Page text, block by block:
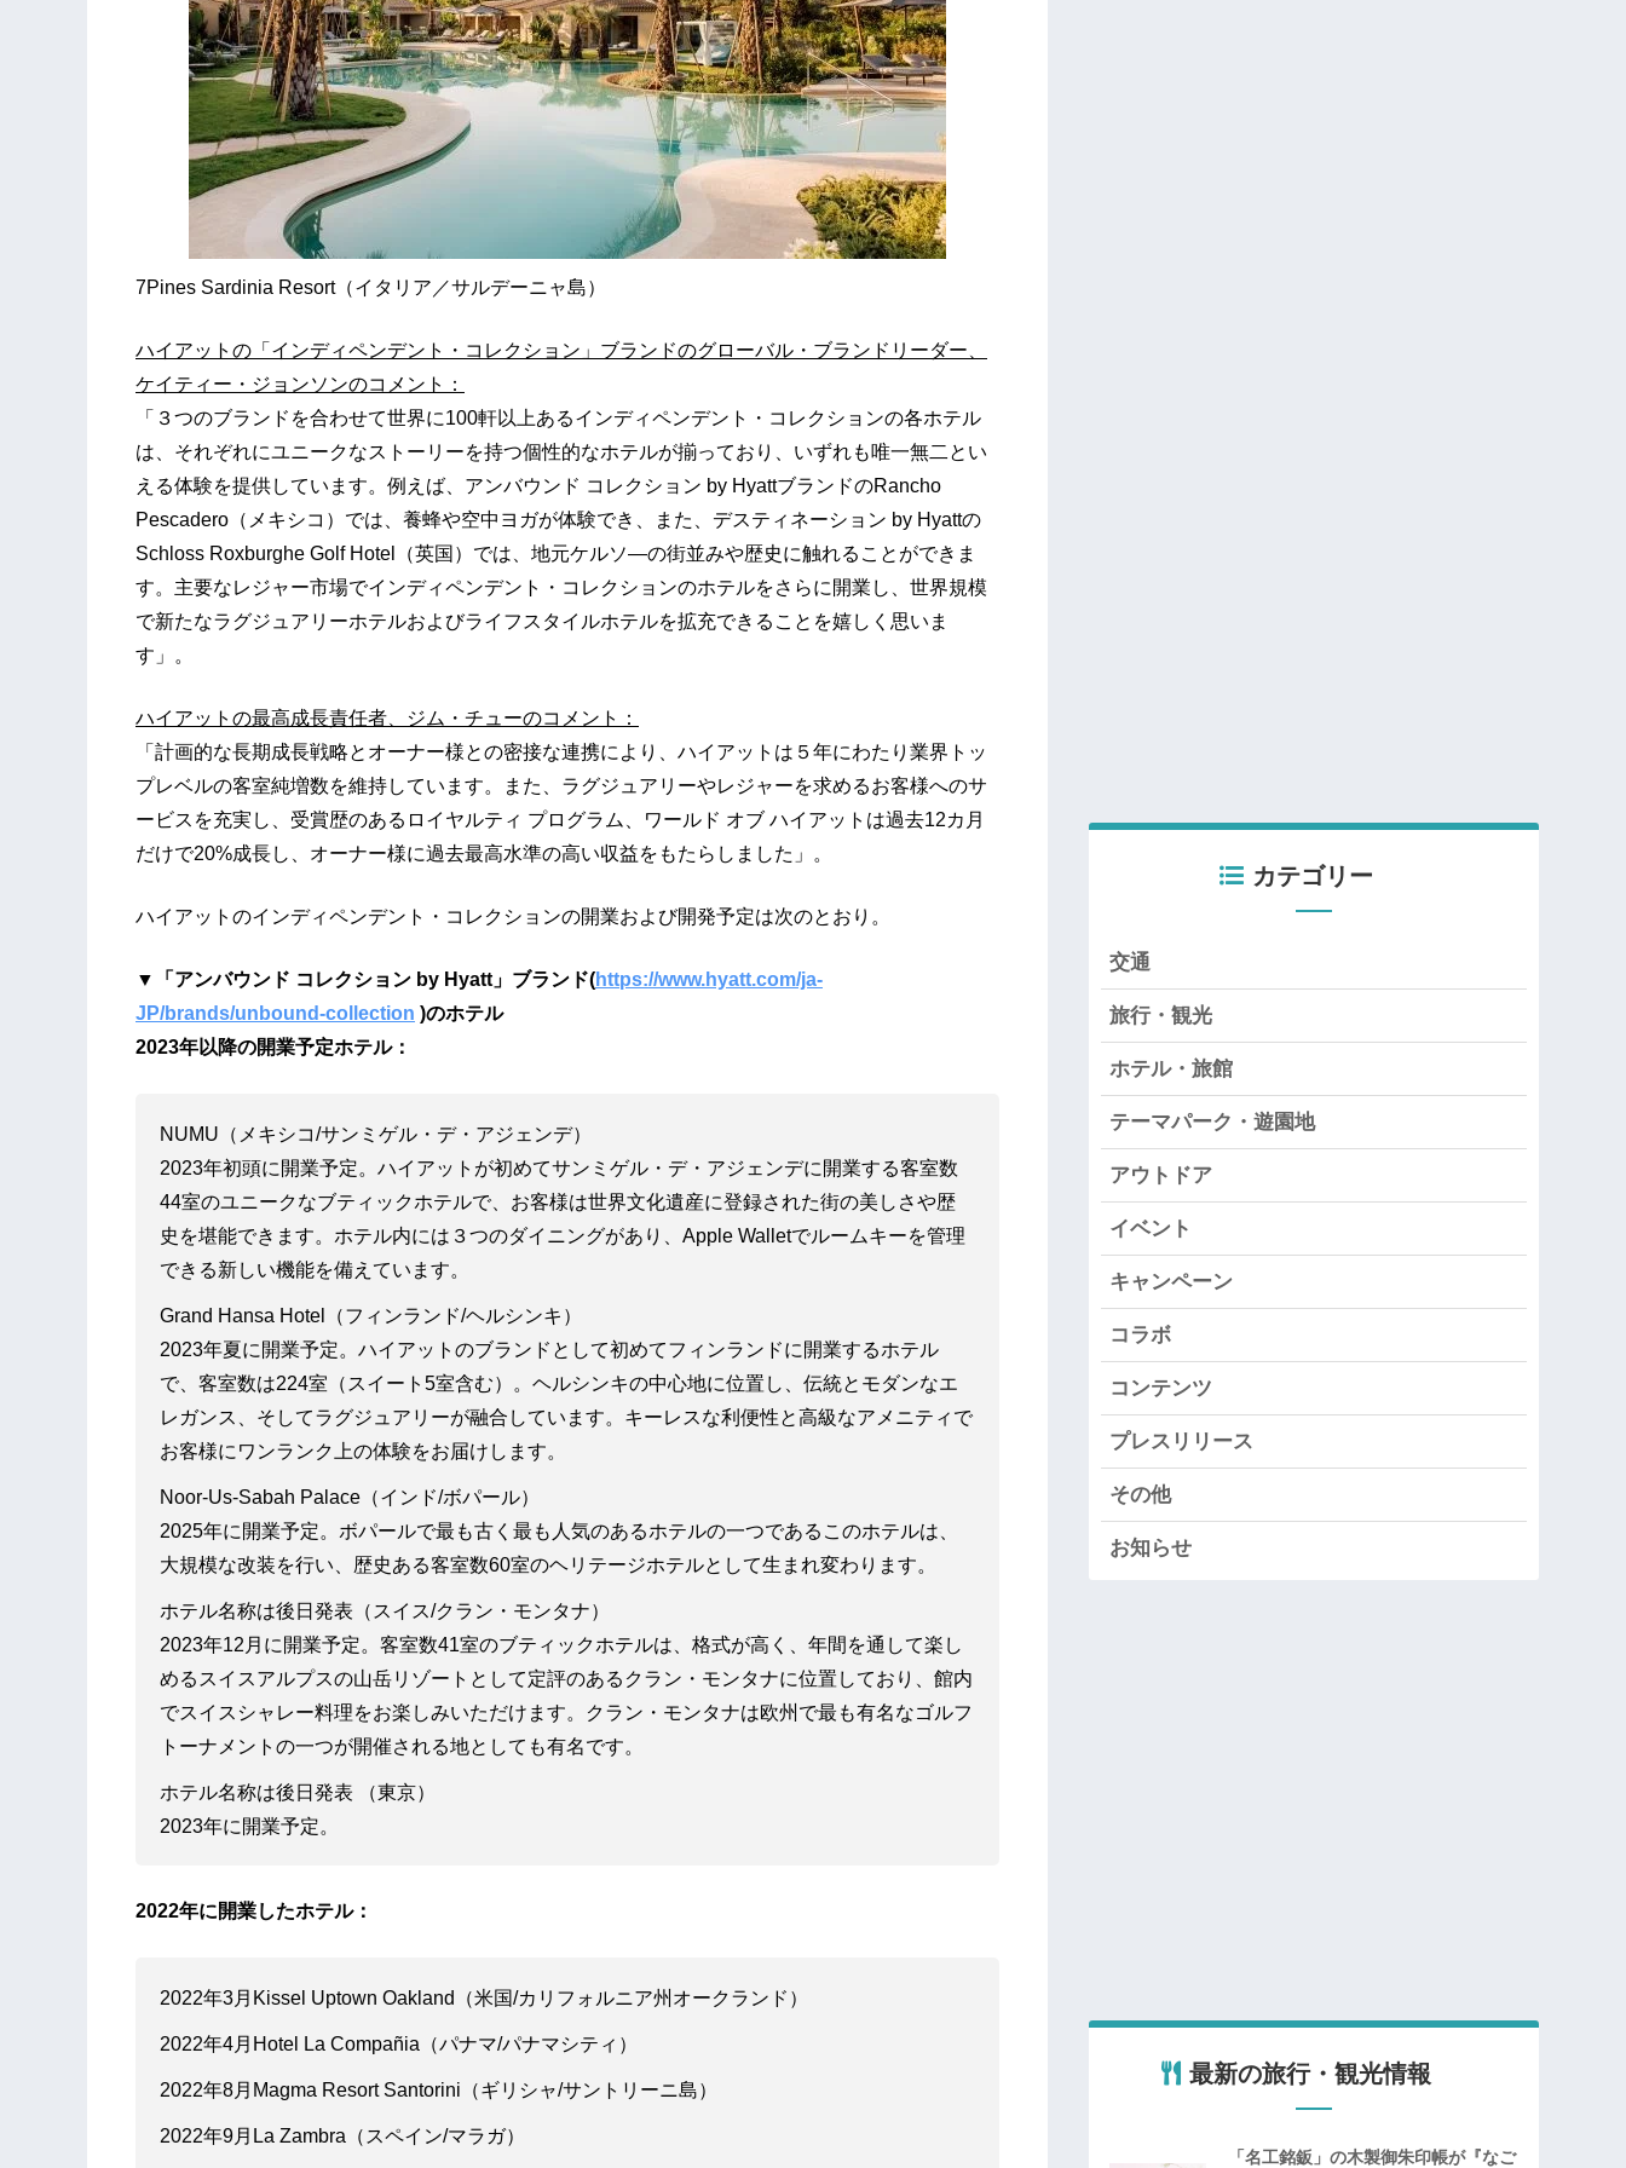
7Pines Sardinia Resort（イタリア／サルデーニャ島）
ハイアットの「インディペンデント・コレクション」ブランドのグローバル・ブランドリーダー、
ケイティー・ジョンソンのコメント：
「３つのブランドを合わせて世界に100軒以上あるインディペンデント・コレクションの各ホテル
は、それぞれにユニークなストーリーを持つ個性的なホテルが揃っており、いずれも唯一無二とい
える体験を提供しています。例えば、アンバウンド コレクション by HyattブランドのRancho
Pescadero（メキシコ）では、養蜂や空中ヨガが体験でき、また、デスティネーション by Hyattの
Schloss Roxburghe Golf Hotel（英国）では、地元ケルソ―の街並みや歴史に触れることができま
す。主要なレジャー市場でインディペンデント・コレクションのホテルをさらに開業し、世界規模
で新たなラグジュアリーホテルおよびライフスタイルホテルを拡充できることを嬉しく思いま
す」。
ハイアットの最高成長責任者、ジム・チューのコメント：
「計画的な長期成長戦略とオーナー様との密接な連携により、ハイアットは５年にわたり業界トッ
プレベルの客室純増数を維持しています。また、ラグジュアリーやレジャーを求めるお客様へのサ
ービスを充実し、受賞歴のあるロイヤルティ プログラム、ワールド オブ ハイアットは過去12カ月
だけで20%成長し、オーナー様に過去最高水準の高い収益をもたらしました」。
ハイアットのインディペンデント・コレクションの開業および開発予定は次のとおり。
▼「アンバウンド コレクション by Hyatt」ブランド(https://www.hyatt.com/ja-
JP/brands/unbound-collection )のホテル
2023年以降の開業予定ホテル：
NUMU（メキシコ/サンミゲル・デ・アジェンデ）
2023年初頭に開業予定。ハイアットが初めてサンミゲル・デ・アジェンデに開業する客室数
44室のユニークなブティックホテルで、お客様は世界文化遺産に登録された街の美しさや歴
史を堪能できます。ホテル内には３つのダイニングがあり、Apple Walletでルームキーを管理
できる新しい機能を備えています。
Grand Hansa Hotel（フィンランド/ヘルシンキ）
2023年夏に開業予定。ハイアットのブランドとして初めてフィンランドに開業するホテル
で、客室数は224室（スイート5室含む）。ヘルシンキの中心地に位置し、伝統とモダンなエ
レガンス、そしてラグジュアリーが融合しています。キーレスな利便性と高級なアメニティで
お客様にワンランク上の体験をお届けします。
Noor-Us-Sabah Palace（インド/ボパール）
2025年に開業予定。ボパールで最も古く最も人気のあるホテルの一つであるこのホテルは、
大規模な改装を行い、歴史ある客室数60室のヘリテージホテルとして生まれ変わります。
ホテル名称は後日発表（スイス/クラン・モンタナ）
2023年12月に開業予定。客室数41室のブティックホテルは、格式が高く、年間を通して楽し
めるスイスアルプスの山岳リゾートとして定評のあるクラン・モンタナに位置しており、館内
でスイスシャレー料理をお楽しみいただけます。クラン・モンタナは欧州で最も有名なゴルフ
トーナメントの一つが開催される地としても有名です。
ホテル名称は後日発表 （東京）
2023年に開業予定。
2022年に開業したホテル：
2022年3月Kissel Uptown Oakland（米国/カリフォルニア州オークランド）
2022年4月Hotel La Compañia（パナマ/パナマシティ）
2022年8月Magma Resort Santorini（ギリシャ/サントリーニ島）
2022年9月La Zambra（スペイン/マラガ）
カテゴリー
交通
旅行・観光
ホテル・旅館
テーマパーク・遊園地
アウトドア
イベント
キャンペーン
コラボ
コンテンツ
プレスリリース
その他
お知らせ
最新の旅行・観光情報
「名工銘鈑」の木製御朱印帳が『なご